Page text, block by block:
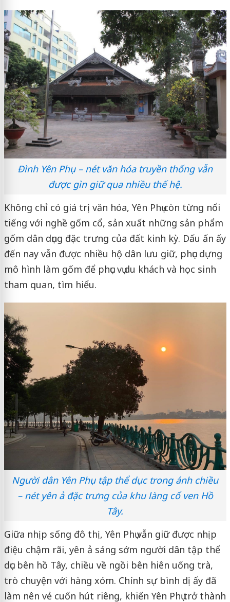
Đình Yên Phụ – nét văn hóa truyền thống vẫn
được gìn giữ qua nhiều thế hệ.
Không chỉ có giá trị văn hóa, Yên Phụ còn từng nổi
tiếng với nghề gốm cổ, sản xuất những sản phẩm
gốm dân dụng đặc trưng của đất kinh kỳ. Dấu ấn ấy
đến nay vẫn được nhiều hộ dân lưu giữ, phục dựng
mô hình làm gốm để phục vụ du khách và học sinh
tham quan, tìm hiểu.
Người dân Yên Phụ tập thể dục trong ánh chiều
– nét yên ả đặc trưng của khu làng cổ ven Hồ
Tây.
Giữa nhịp sống đô thị, Yên Phụ vẫn giữ được nhịp
điệu chậm rãi, yên ả sáng sớm người dân tập thể
dục bên hồ Tây, chiều về ngồi bên hiên uống trà,
trò chuyện với hàng xóm. Chính sự bình dị ấy đã
làm nên vẻ cuốn hút riêng, khiến Yên Phụ trở thành